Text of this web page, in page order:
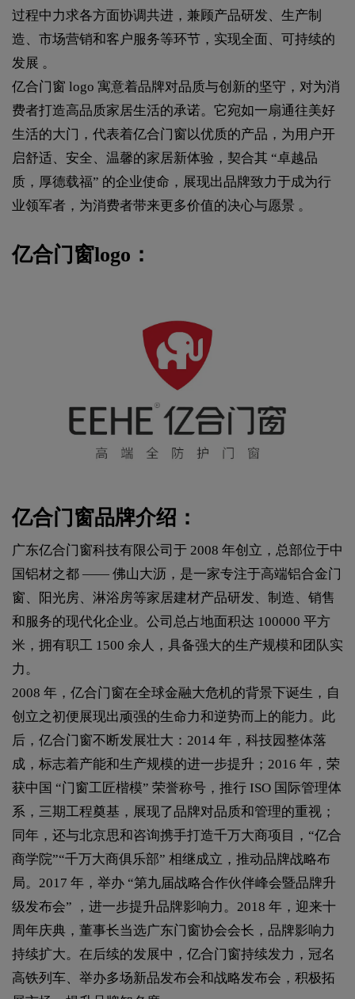
过程中力求各方面协调共进，兼顾产品研发、生产制
造、市场营销和客户服务等环节，实现全面、可持续的
发展 。
亿合门窗 logo 寓意着品牌对品质与创新的坚守，对为消
费者打造高品质家居生活的承诺。它宛如一扇通往美好
生活的大门，代表着亿合门窗以优质的产品，为用户开
启舒适、安全、温馨的家居新体验，契合其 “卓越品
质，厚德载福” 的企业使命，展现出品牌致力于成为行
业领军者，为消费者带来更多价值的决心与愿景 。
亿合门窗logo：
亿合门窗品牌介绍：
广东亿合门窗科技有限公司于 2008 年创立，总部位于中
国铝材之都 —— 佛山大沥，是一家专注于高端铝合金门
窗、阳光房、淋浴房等家居建材产品研发、制造、销售
和服务的现代化企业。公司总占地面积达 100000 平方
米，拥有职工 1500 余人，具备强大的生产规模和团队实
力。
2008 年，亿合门窗在全球金融大危机的背景下诞生，自
创立之初便展现出顽强的生命力和逆势而上的能力。此
后，亿合门窗不断发展壮大：2014 年，科技园整体落
成，标志着产能和生产规模的进一步提升；2016 年，荣
获中国 “门窗工匠楷模” 荣誉称号，推行 ISO 国际管理体
系，三期工程奠基，展现了品牌对品质和管理的重视；
同年，还与北京思和咨询携手打造千万大商项目，“亿合
商学院”“千万大商俱乐部” 相继成立，推动品牌战略布
局。2017 年，举办 “第九届战略合作伙伴峰会暨品牌升
级发布会” ，进一步提升品牌影响力。2018 年，迎来十
周年庆典，董事长当选广东门窗协会会长，品牌影响力
持续扩大。在后续的发展中，亿合门窗持续发力，冠名
高铁列车、举办多场新品发布会和战略发布会，积极拓